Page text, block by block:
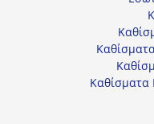
Καθίσματα